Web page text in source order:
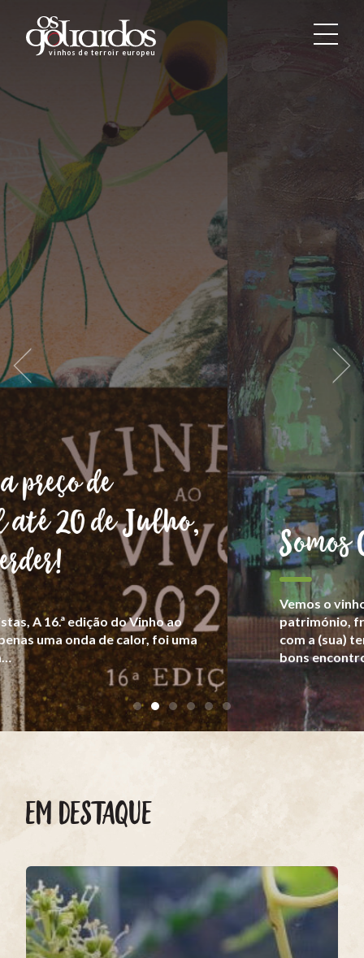
Os
Goliardos
Terroir
vinhos de terroir europeus
Somos Goliardos
Vemos o vinho como parte da cultura e
património, fruto da relação de cada produtor
com a (sua) terra, numa celebração festiva dos
bons encontros.
EM DESTAQUE